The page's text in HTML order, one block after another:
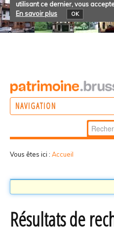
utilisant ce dernier, vous
En savoir plus
OK
NAVIGATION
Vous êtes ici : Accueil
Résultats de